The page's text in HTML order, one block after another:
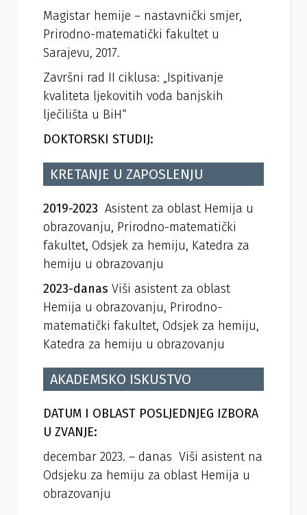
Magistar hemije – nastavnički smjer,
Prirodno-matematički fakultet u
Sarajevu, 2017.
Završni rad II ciklusa: „Ispitivanje
kvaliteta ljekovitih voda banjskih
lječilišta u BiH“
DOKTORSKI STUDIJ:
KRETANJE U ZAPOSLENJU
2019-2023 Asistent za oblast Hemija u
obrazovanju, Prirodno-matematički
fakultet, Odsjek za hemiju, Katedra za
hemiju u obrazovanju
2023-danas Viši asistent za oblast
Hemija u obrazovanju, Prirodno-
matematički fakultet, Odsjek za hemiju,
Katedra za hemiju u obrazovanju
AKADEMSKO ISKUSTVO
DATUM I OBLAST POSLJEDNJEG IZBORA
U ZVANJE:
decembar 2023. – danas Viši asistent na
Odsjeku za hemiju za oblast Hemija u
obrazovanju